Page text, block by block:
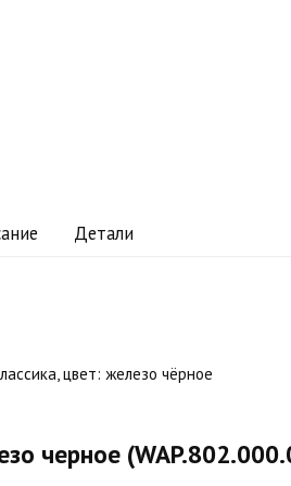
Детали
цвет: железо чёрное
черное